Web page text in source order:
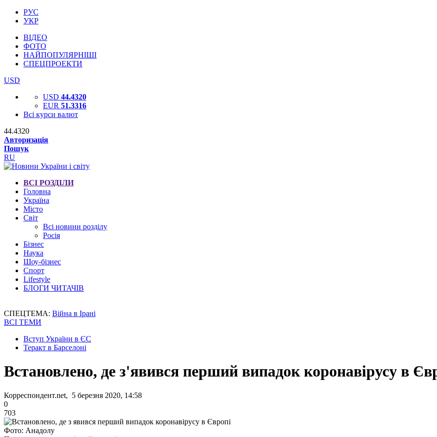
РУС
УКР
ВІДЕО
ФОТО
НАЙПОПУЛЯРНІШІ
СПЕЦПРОЕКТИ
USD
USD 44.4320
EUR 51.3316
Всі курси валют
44.4320
Авторизація
Пошук
RU
ВСІ РОЗДІЛИ
Головна
Україна
Місто
Світ
Всі новини розділу
Росія
Бізнес
Наука
Шоу-бізнес
Спорт
Lifestyle
БЛОГИ ЧИТАЧІВ
СПЕЦТЕМА: Війна в Ірані
ВСІ ТЕМИ
Вступ України в ЄС
Теракт в Барселоні
Встановлено, де з'явився перший випадок коронавірусу в
Корреспондент.net, 5 березня 2020, 14:58
0
703
Фото: Анадолу